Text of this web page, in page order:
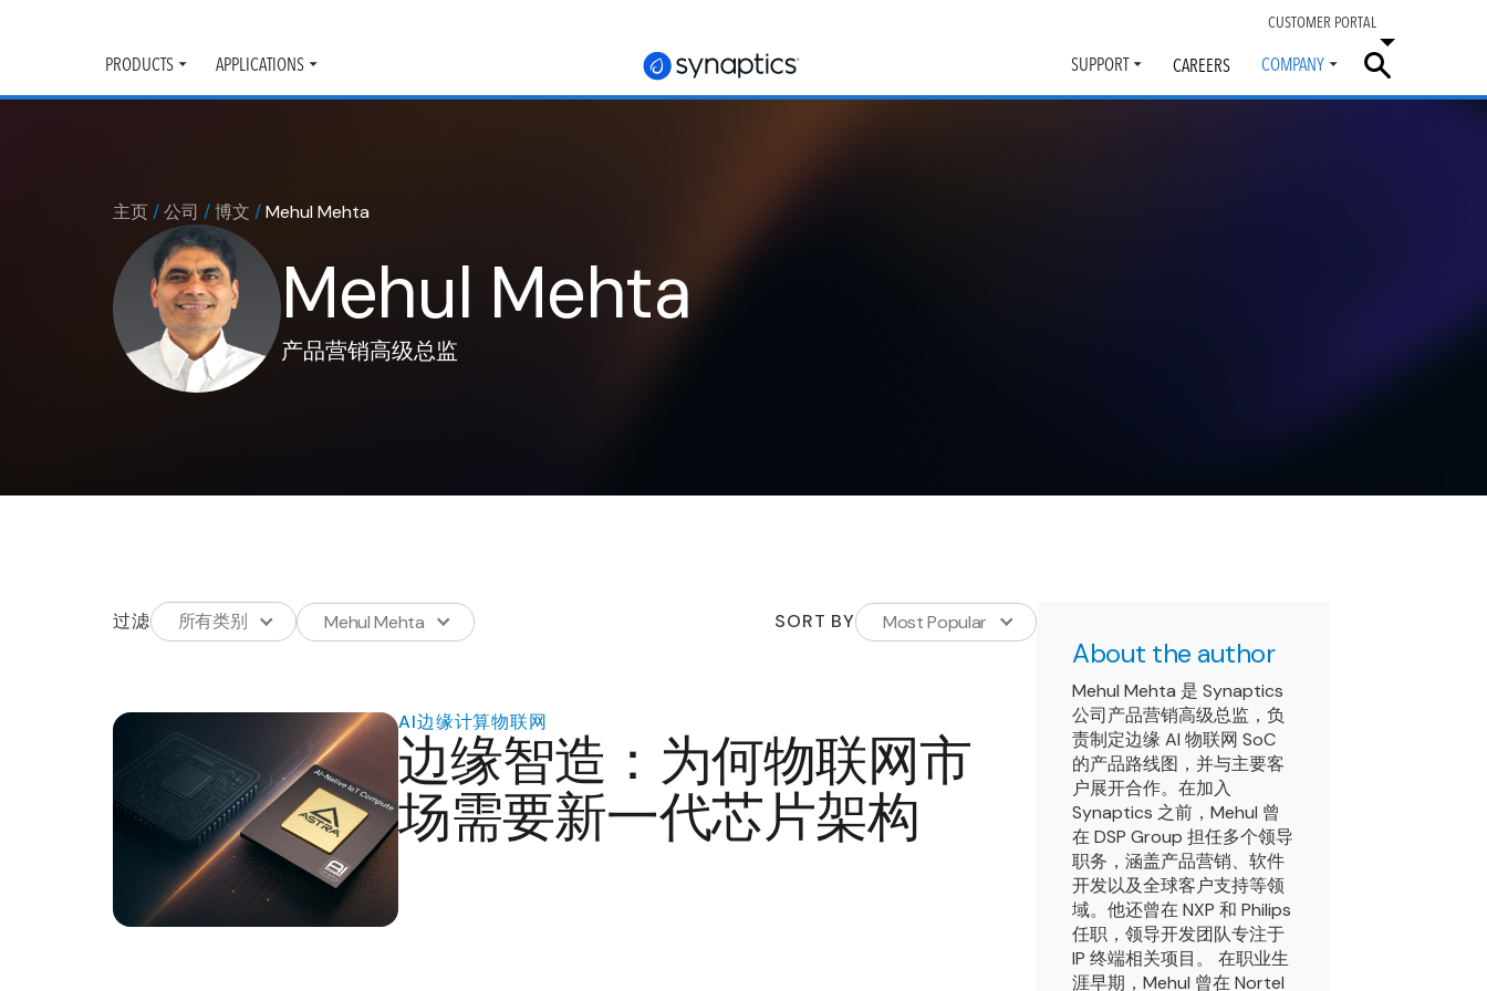
CUSTOMER PORTAL
PRODUCTS
Toggle
submenu
APPLICATIONS
submenu
SUPPORT
Toggle
submenu
CAREERS COMPANY
Toggle
submenu
主页 /公司 /博文 /Mehul Mehta
Mehul Mehta
产品营销高级总监
过滤 所有类别 Mehul Mehta SORT BY Most Popular
AI边缘计算物联网
边缘智造：为何物联网市
场需要新一代芯片架构
About the author
Mehul Mehta 是 Synaptics
公司产品营销高级总监，负
责制定边缘 AI 物联网 SoC
的产品路线图，并与主要客
户展开合作。在加入
Synaptics 之前，Mehul 曾
在 DSP Group 担任多个领导
职务，涵盖产品营销、软件
开发以及全球客户支持等领
域。他还曾在 NXP 和 Philips
任职，领导开发团队专注于
IP 终端相关项目。 在职业生
涯早期，Mehul 曾在 Nortel